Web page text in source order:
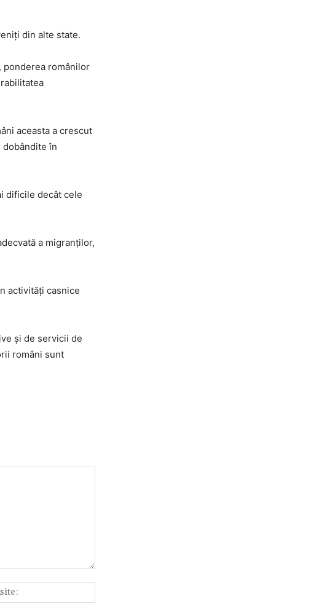
din alte state.
ponderea românilor
aceasta a crescut
dobândite în
dificile decât cele
a migranților,
activități casnice
și de servicii de
români sunt